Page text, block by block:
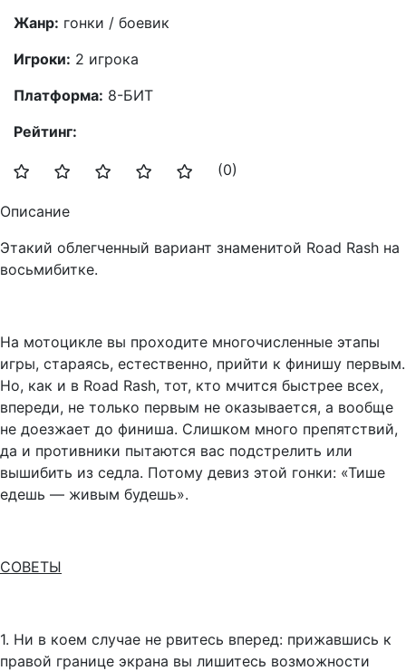
Жанр: гонки / боевик
Игроки: 2 игрока
Платформа: 8-БИТ
Рейтинг:
(0)
Описание
Этакий облегченный вариант знаменитой Road Rash на
восьмибитке.
На мотоцикле вы проходите многочисленные этапы
игры, стараясь, естественно, прийти к финишу первым.
Но, как и в Road Rash, тот, кто мчится быстрее всех,
впереди, не только первым не оказывается, а вообще
не доезжает до финиша. Слишком много препятствий,
да и противники пытаются вас подстрелить или
вышибить из седла. Потому девиз этой гонки: «Тише
едешь — живым будешь».
СОВЕТЫ
1. Ни в коем случае не рвитесь вперед: прижавшись к
правой границе экрана вы лишитесь возможности